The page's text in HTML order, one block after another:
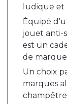
ludique et
Équipé
jouet anti-
est un
de
Un choix
marques